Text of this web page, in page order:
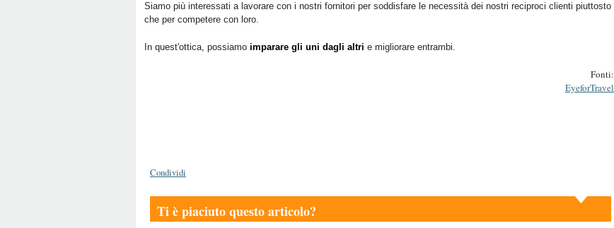
Siamo più interessati a lavorare con i nostri fornitori per soddisfare le necessità dei nostri reciproci clienti piuttosto
che per competere con loro.
In quest'ottica, possiamo imparare gli uni dagli altri e migliorare entrambi.
Fonti:
EyeforTravel
Condividi
Ti è piaciuto questo articolo?